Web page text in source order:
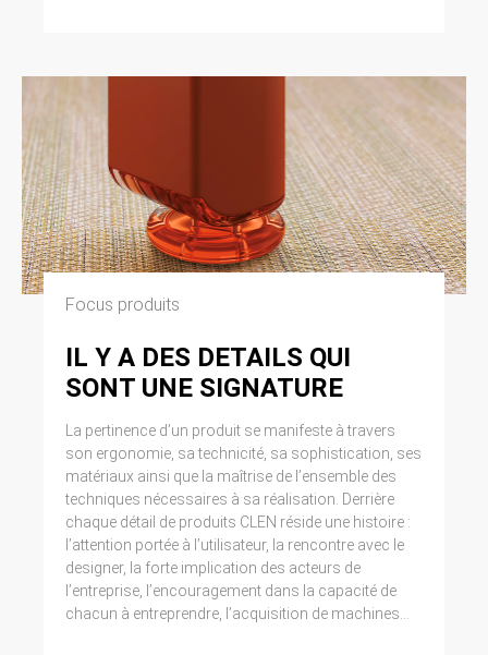
Focus produits
IL Y A DES DETAILS QUI
SONT UNE SIGNATURE
La pertinence d’un produit se manifeste à travers
son ergonomie, sa technicité, sa sophistication, ses
matériaux ainsi que la maîtrise de l’ensemble des
techniques nécessaires à sa réalisation. Derrière
chaque détail de produits CLEN réside une histoire :
l’attention portée à l’utilisateur, la rencontre avec le
designer, la forte implication des acteurs de
l’entreprise, l’encouragement dans la capacité de
chacun à entreprendre, l’acquisition de machines...